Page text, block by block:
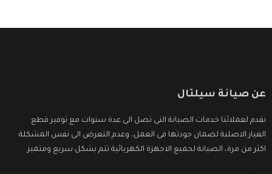
عن صيانة سيلتال
نقدم لعملائنا خدمات الصيانة التى تصل الى عدة سنوات مع توفير قطع
الغيار الاصلية لضمان جودتها فى العمل، وعدم التعرض الى نفس المشكلة
اكثر من مرة، الصيانة لجميع الاجهزة الكهربائية تتم بشكل سريع ومتميز.